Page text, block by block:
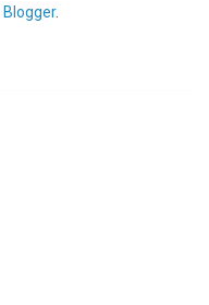
Blogger.